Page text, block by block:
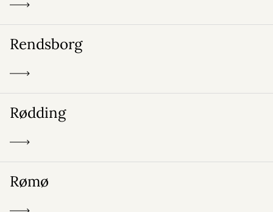
Rendsborg
Rødding
Rømø